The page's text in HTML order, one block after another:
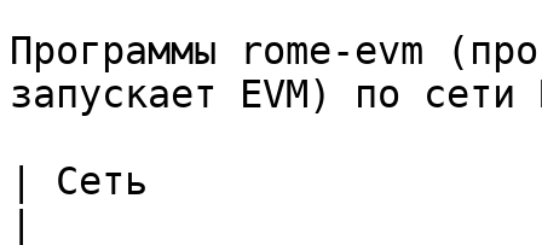
Программы rome-evm
запускает EVM) по сети
| Сеть